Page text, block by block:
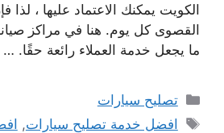
الكويت يمكنك الاعتماد عليها ، لذا
القصوى كل يوم. هنا في مراكز
ما يجعل خدمة العملاء رائعة حقًا. …
التصنيفات
تصليح سيارات
الوسوم
افضل خدمة تصليح سيارات,